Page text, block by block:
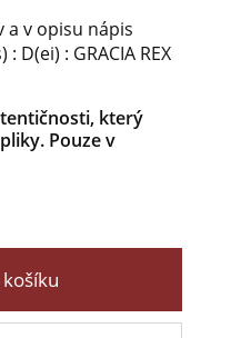
a v opisu nápis
: D(ei) : GRACIA REX
který
Pouze v